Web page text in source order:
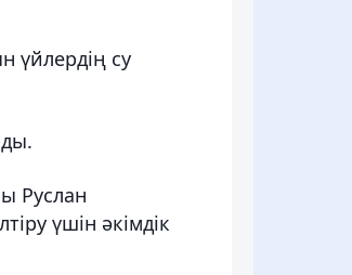
үйлердің су
Руслан
үшін әкімдік